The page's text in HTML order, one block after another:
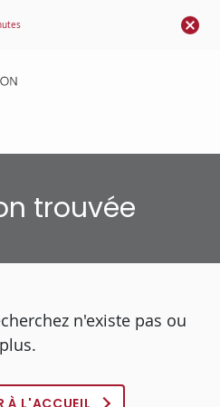
trouvée
n'existe pas ou
plus.
À L'ACCUEIL